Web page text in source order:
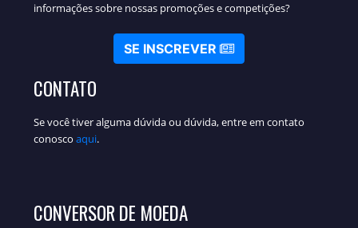
informações sobre nossas promoções e competições?
SE INSCREVER
CONTATO
Se você tiver alguma dúvida ou dúvida, entre em contato
conosco aqui.
CONVERSOR DE MOEDA